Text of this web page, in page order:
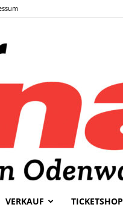
VERKAUF TICKETSHOP